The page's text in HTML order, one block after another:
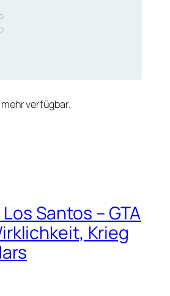
verfügbar.
Los Santos – GTA
Krieg